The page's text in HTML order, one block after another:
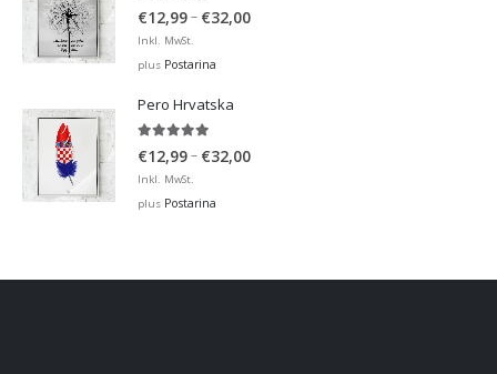
5.00out of 5
€12,99– €32,00Price
Inkl. MwSt.
plus Postarina
Pero Hrvatska
€12,99– €32,00Price
Inkl. MwSt.
plus Postarina